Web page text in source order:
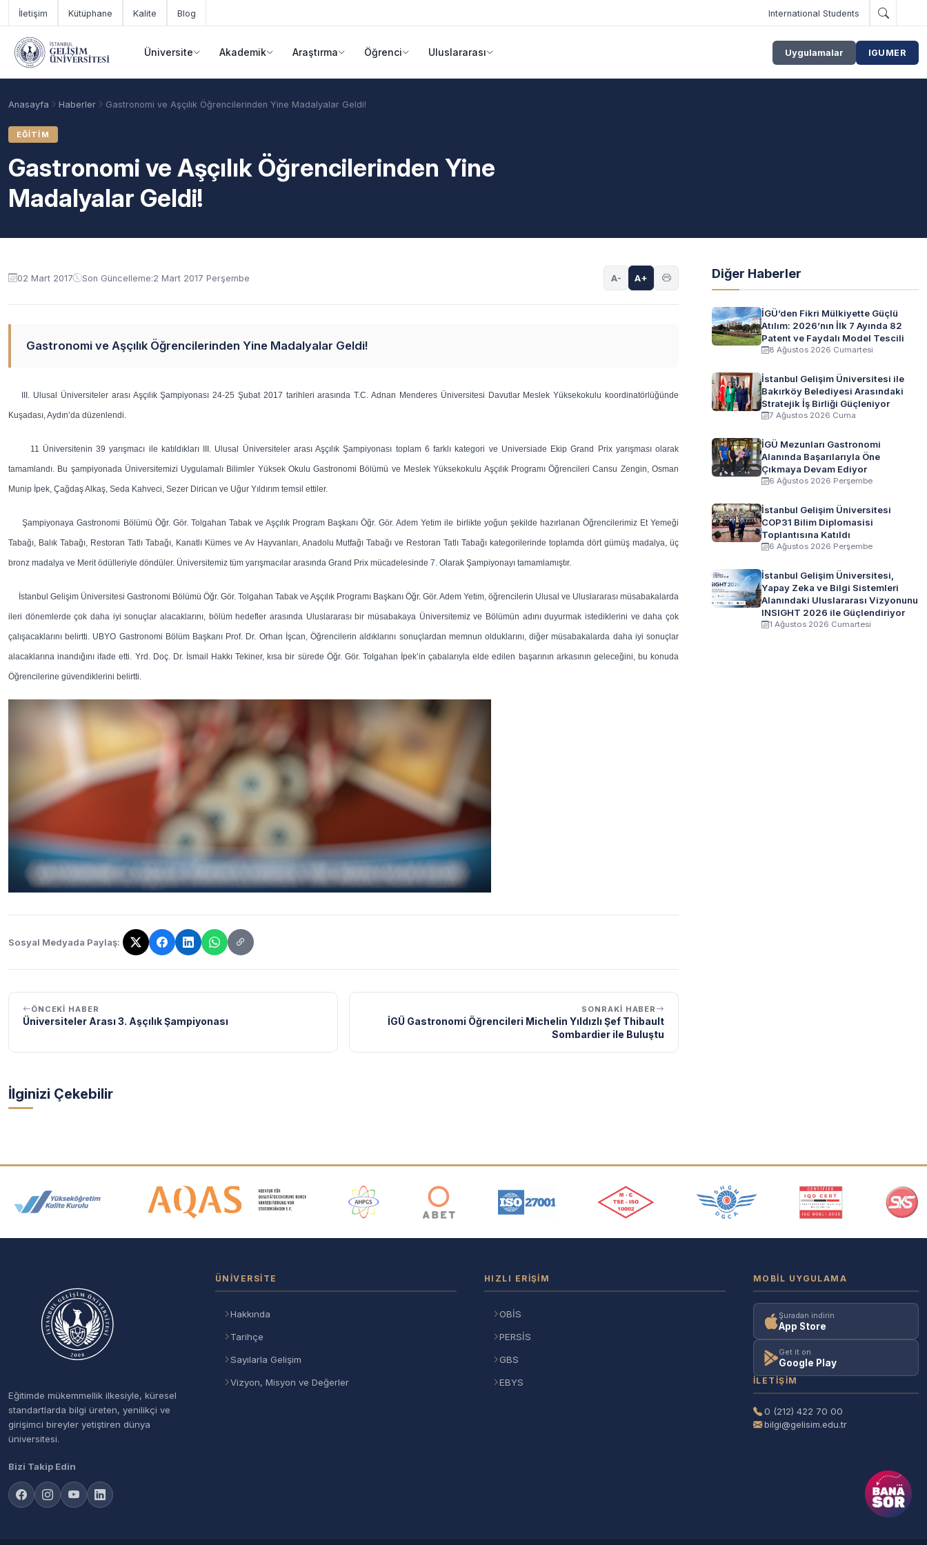
Ana içeriğe geç
İletişim Kütüphane Kalite Blog International Students
Üniversite Akademik Araştırma Öğrenci Uluslararası Uygulamalar IGUMER
Anasayfa Haberler Gastronomi ve Aşçılık Öğrencilerinden Yine Madalyalar Geldi!
EĞITIM
Gastronomi ve Aşçılık Öğrencilerinden Yine
Madalyalar Geldi!
02 Mart 2017 Son Güncelleme:2 Mart 2017 Perşembe A- A+
Gastronomi ve Aşçılık Öğrencilerinden Yine Madalyalar Geldi!
III. Ulusal Üniversiteler arası Aşçılık Şampiyonası 24-25 Şubat 2017 tarihleri arasında T.C. Adnan Menderes Üniversitesi Davutlar Meslek Yüksekokulu koordinatörlüğünde
Kuşadası, Aydın’da düzenlendi.
11 Üniversitenin 39 yarışmacı ile katıldıkları III. Ulusal Üniversiteler arası Aşçılık Şampiyonası toplam 6 farklı kategori ve Universiade Ekip Grand Prix yarışması olarak
tamamlandı. Bu şampiyonada Üniversitemizi Uygulamalı Bilimler Yüksek Okulu Gastronomi Bölümü ve Meslek Yüksekokulu Aşçılık Programı Öğrencileri Cansu Zengin, Osman
Munip İpek, Çağdaş Alkaş, Seda Kahveci, Sezer Dirican ve Uğur Yıldırım temsil ettiler.
Şampiyonaya Gastronomi Bölümü Öğr. Gör. Tolgahan Tabak ve Aşçılık Program Başkanı Öğr. Gör. Adem Yetim ile birlikte yoğun şekilde hazırlanan Öğrencilerimiz Et Yemeği
Tabağı, Balık Tabağı, Restoran Tatlı Tabağı, Kanatlı Kümes ve Av Hayvanları, Anadolu Mutfağı Tabağı ve Restoran Tatlı Tabağı kategorilerinde toplamda dört gümüş madalya, üç
bronz madalya ve Merit ödülleriyle döndüler. Üniversitemiz tüm yarışmacılar arasında Grand Prix mücadelesinde 7. Olarak Şampiyonayı tamamlamıştır.
İstanbul Gelişim Üniversitesi Gastronomi Bölümü Öğr. Gör. Tolgahan Tabak ve Aşçılık Programı Başkanı Öğr. Gör. Adem Yetim, öğrencilerin Ulusal ve Uluslararası müsabakalarda
ileri dönemlerde çok daha iyi sonuçlar alacaklarını, bölüm hedefler arasında Uluslararası bir müsabakaya Üniversitemiz ve Bölümün adını duyurmak istediklerini ve daha çok
çalışacaklarını belirtti. UBYO Gastronomi Bölüm Başkanı Prof. Dr. Orhan İşcan, Öğrencilerin aldıklarını sonuçlardan memnun olduklarını, diğer müsabakalarda daha iyi sonuçlar
alacaklarına inandığını ifade etti. Yrd. Doç. Dr. İsmail Hakkı Tekiner, kısa bir sürede Öğr. Gör. Tolgahan İpek’in çabalarıyla elde edilen başarının arkasının geleceğini, bu konuda
Öğrencilerine güvendiklerini belirtti.
Sosyal Medyada Paylaş:
Bağlantı kopyalandı!
ÖNCEKI HABER
Üniversiteler Arası 3. Aşçılık Şampiyonası
SONRAKI HABER
İGÜ Gastronomi Öğrencileri Michelin Yıldızlı Şef Thibault
Sombardier ile Buluştu
İlginizi Çekebilir
Diğer Haberler
İGÜ’den Fikri Mülkiyette Güçlü
Atılım: 2026’nın İlk 7 Ayında 82
Patent ve Faydalı Model Tescili
8 Ağustos 2026 Cumartesi
İstanbul Gelişim Üniversitesi ile
Bakırköy Belediyesi Arasındaki
Stratejik İş Birliği Güçleniyor
7 Ağustos 2026 Cuma
İGÜ Mezunları Gastronomi
Alanında Başarılarıyla Öne
Çıkmaya Devam Ediyor
6 Ağustos 2026 Perşembe
İstanbul Gelişim Üniversitesi
COP31 Bilim Diplomasisi
Toplantısına Katıldı
6 Ağustos 2026 Perşembe
İstanbul Gelişim Üniversitesi,
Yapay Zeka ve Bilgi Sistemleri
Alanındaki Uluslararası Vizyonunu
INSIGHT 2026 ile Güçlendiriyor
1 Ağustos 2026 Cumartesi
Akreditasyon ve Üyelik Logoları
Eğitimde mükemmellik ilkesiyle, küresel
standartlarda bilgi üreten, yenilikçi ve
girişimci bireyler yetiştiren dünya
üniversitesi.
Bizi Takip Edin
ÜNIVERSITE
Hakkında
Tarihçe
Sayılarla Gelişim
Vizyon, Misyon ve Değerler
HIZLI ERIŞIM
OBİS
PERSİS
GBS
EBYS
MOBIL UYGULAMA
Şuradan indirin
App Store
Get it on
Google Play
İLETIŞIM
0 (212) 422 70 00
bilgi@gelisim.edu.tr